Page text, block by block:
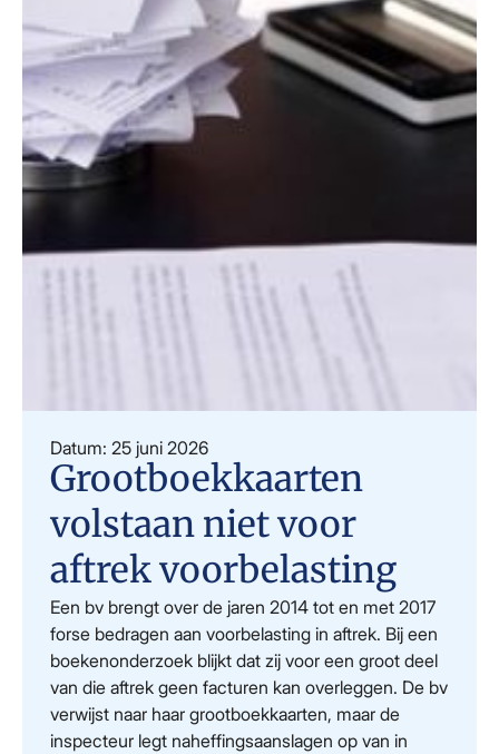
Datum: 25 juni 2026
Grootboekkaarten
volstaan niet voor
aftrek voorbelasting
Een bv brengt over de jaren 2014 tot en met 2017
forse bedragen aan voorbelasting in aftrek. Bij een
boekenonderzoek blijkt dat zij voor een groot deel
van die aftrek geen facturen kan overleggen. De bv
verwijst naar haar grootboekkaarten, maar de
inspecteur legt naheffingsaanslagen op van in